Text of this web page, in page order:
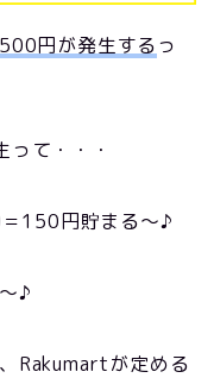
円が発生するっ
て・・・
150円貯まる～♪
♪
Rakumartが定める